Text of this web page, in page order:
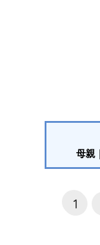
母親
1